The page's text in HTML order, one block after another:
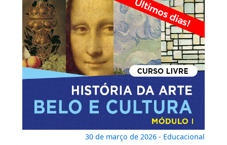
30 de março de 2026 - Educacional